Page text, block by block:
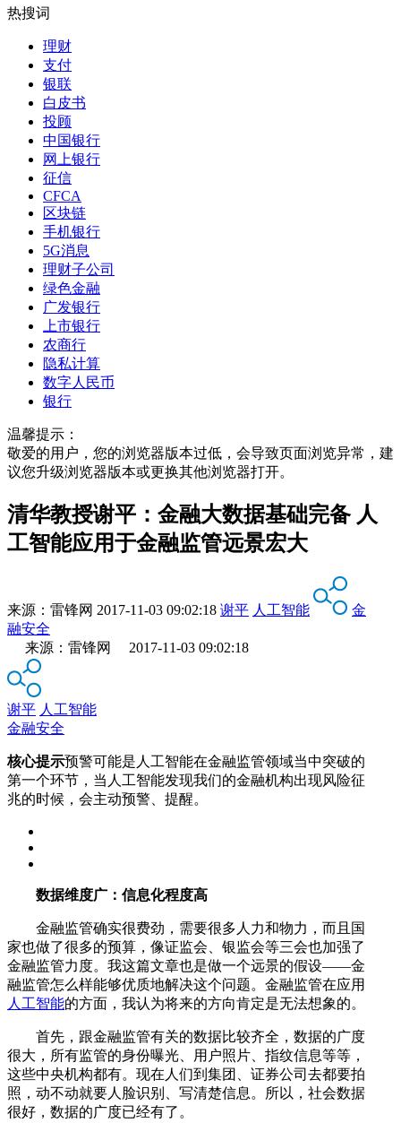
热搜词
理财
支付
银联
白皮书
投顾
中国银行
网上银行
征信
CFCA
区块链
手机银行
5G消息
理财子公司
绿色金融
广发银行
上市银行
农商行
隐私计算
数字人民币
银行
温馨提示：
敬爱的用户，您的浏览器版本过低，会导致页面浏览异常，建
议您升级浏览器版本或更换其他浏览器打开。
清华教授谢平：金融大数据基础完备 人
工智能应用于金融监管远景宏大
来源： 雷锋网 2017-11-03 09:02:18 谢平 人工智能
金
融安全
来源：雷锋网 2017-11-03 09:02:18
谢平 人工智能
金融安全
核心提示预警可能是人工智能在金融监管领域当中突破的
第一个环节，当人工智能发现我们的金融机构出现风险征
兆的时候，会主动预警、提醒。
数据维度广：信息化程度高
金融监管确实很费劲，需要很多人力和物力，而且国
家也做了很多的预算，像证监会、银监会等三会也加强了
金融监管力度。我这篇文章也是做一个远景的假设——金
融监管怎么样能够优质地解决这个问题。金融监管在应用
人工智能的方面，我认为将来的方向肯定是无法想象的。
首先，跟金融监管有关的数据比较齐全，数据的广度
很大，所有监管的身份曝光、用户照片、指纹信息等等，
这些中央机构都有。现在人们到集团、证券公司去都要拍
照，动不动就要人脸识别、写清楚信息。所以，社会数据
很好，数据的广度已经有了。